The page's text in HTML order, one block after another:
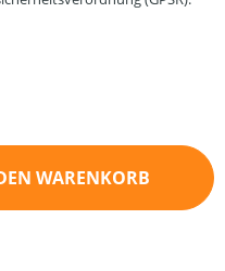
gewünschten
WARENKORB